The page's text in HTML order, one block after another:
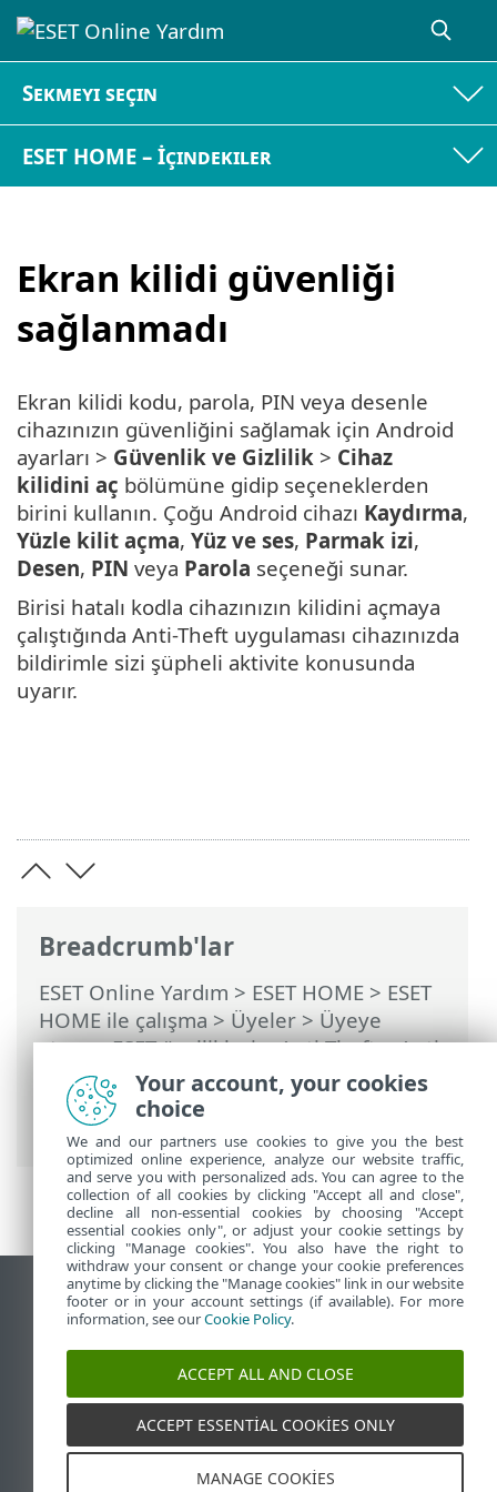
Sekmeyi seçin
ESET HOME – İçindekiler
Ekran kilidi güvenliği
sağlanmadı
Breadcrumb'lar
ESET Online Yardım > ESET HOME > ESET
HOME ile çalışma > Üyeler > Üyeye
atanan ESET özellikleri>Anti-Theft>Anti-
Theft tarafından korunan cihazlar>En
İyileştirme> Android kullanıcıları > Ekran
kilidi güvenliği sağlanmadı
Ekran kilidi kodu, parola, PIN veya desenle
cihazınızın güvenliğini sağlamak için Android
ayarları > Güvenlik ve Gizlilik > Cihaz
kilidini aç bölümüne gidip seçeneklerden
birini kullanın. Çoğu Android cihazı Kaydırma,
Yüzle kilit açma, Yüz ve ses, Parmak izi,
Desen, PIN veya Parola seçeneği sunar.
Birisi hatalı kodla cihazınızın kilidini açmaya
çalıştığında Anti-Theft uygulaması cihazınızda
bildirimle sizi şüpheli aktivite konusunda
uyarır.
Masaüstü sitesini görüntüle
End of Life
ESET Bilgi Bankası
ESET Status Portal
Bölgesel destek
Your account, your cookies
choice
We and our partners use cookies to give you the best
optimized online experience, analyze our website traffic,
and serve you with personalized ads. You can agree to the
collection of all cookies by clicking "Accept all and close",
decline all non-essential cookies by choosing "Accept
essential cookies only", or adjust your cookie settings by
clicking "Manage cookies". You also have the right to
withdraw your consent or change your cookie preferences
anytime by clicking the "Manage cookies" link in our website
footer or in your account settings (if available). For more
information, see ourCookie Policy.
ACCEPT ALL AND CLOSE
ACCEPT ESSENTIAL COOKIES ONLY
MANAGE COOKIES